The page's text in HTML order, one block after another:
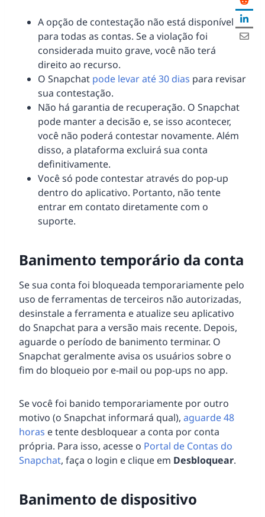
A opção de contestação não está disponível
para todas as contas. Se a violação foi
considerada muito grave, você não terá
direito ao recurso.
O Snapchat pode levar até 30 dias para revisar
sua contestação.
Não há garantia de recuperação. O Snapchat
pode manter a decisão e, se isso acontecer,
você não poderá contestar novamente. Além
disso, a plataforma excluirá sua conta
definitivamente.
Você só pode contestar através do pop-up
dentro do aplicativo. Portanto, não tente
entrar em contato diretamente com o
suporte.
Banimento temporário da conta
Se sua conta foi bloqueada temporariamente pelo
uso de ferramentas de terceiros não autorizadas,
desinstale a ferramenta e atualize seu aplicativo
do Snapchat para a versão mais recente. Depois,
aguarde o período de banimento terminar. O
Snapchat geralmente avisa os usuários sobre o
fim do bloqueio por e-mail ou pop-ups no app.
Se você foi banido temporariamente por outro
motivo (o Snapchat informará qual), aguarde 48
horas e tente desbloquear a conta por conta
própria. Para isso, acesse o Portal de Contas do
Snapchat, faça o login e clique em Desbloquear.
Banimento de dispositivo